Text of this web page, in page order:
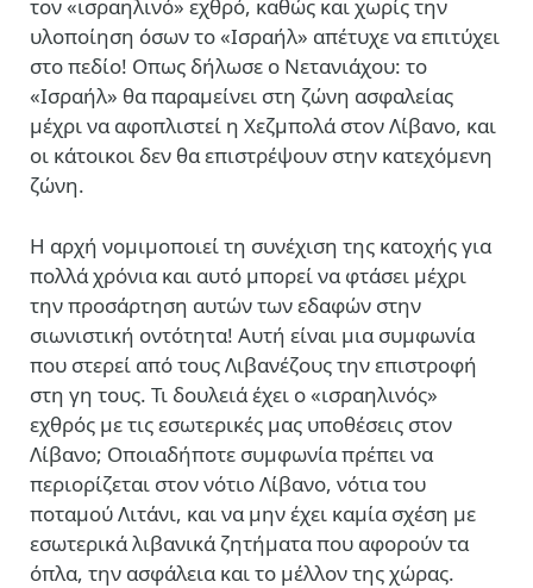
τον «ισραηλινό» εχθρό, καθώς και χωρίς την
υλοποίηση όσων το «Ισραήλ» απέτυχε να επιτύχει
στο πεδίο! Οπως δήλωσε ο Νετανιάχου: το
«Ισραήλ» θα παραμείνει στη ζώνη ασφαλείας
μέχρι να αφοπλιστεί η Χεζμπολά στον Λίβανο, και
οι κάτοικοι δεν θα επιστρέψουν στην κατεχόμενη
ζώνη.
Η αρχή νομιμοποιεί τη συνέχιση της κατοχής για
πολλά χρόνια και αυτό μπορεί να φτάσει μέχρι
την προσάρτηση αυτών των εδαφών στην
σιωνιστική οντότητα! Αυτή είναι μια συμφωνία
που στερεί από τους Λιβανέζους την επιστροφή
στη γη τους. Τι δουλειά έχει ο «ισραηλινός»
εχθρός με τις εσωτερικές μας υποθέσεις στον
Λίβανο; Οποιαδήποτε συμφωνία πρέπει να
περιορίζεται στον νότιο Λίβανο, νότια του
ποταμού Λιτάνι, και να μην έχει καμία σχέση με
εσωτερικά λιβανικά ζητήματα που αφορούν τα
όπλα, την ασφάλεια και το μέλλον της χώρας.